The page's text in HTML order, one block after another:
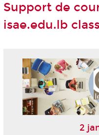
Support de
isae.edu.lb
2